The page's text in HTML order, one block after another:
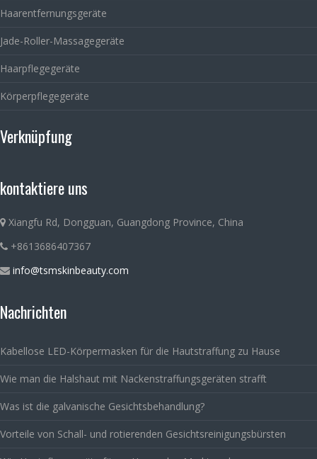
Haarentfernungsgeräte
Jade-Roller-Massagegeräte
Haarpflegegeräte
Körperpflegegeräte
Verknüpfung
kontaktiere uns
Xiangfu Rd, Dongguan, Guangdong Province, China
+8613686407367
info@tsmskinbeauty.com
Nachrichten
Kabellose LED-Körpermasken für die Hautstraffung zu Hause
Wie man die Halshaut mit Nackenstraffungsgeräten strafft
Was ist die galvanische Gesichtsbehandlung?
Vorteile von Schall- und rotierenden Gesichtsreinigungsbürsten